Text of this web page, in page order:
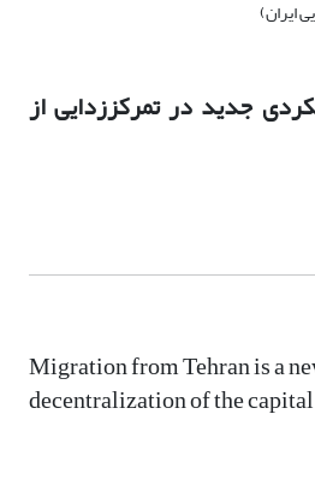
جدید در تمرکززدایی از
Migration from Tehran is a
decentralization of the capital